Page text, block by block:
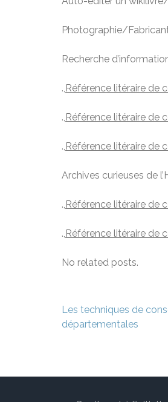
Photographie/
Recherche
.,Référence litéraire de
.,Référence litéraire de
.,Référence litéraire de
Archives curieuses de
.,Référence litéraire de
.,Référence litéraire de
No related posts.
Navigation
de
Les techniques de
départementales